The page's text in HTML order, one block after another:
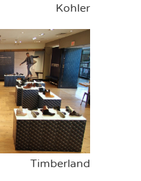
Kohler
Timberland